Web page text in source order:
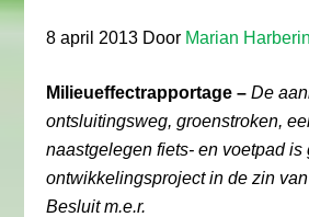
8 april 2013 Door Marian
Milieueffectrapportage –De
ontsluitingsweg, groenstroken,
naastgelegen fiets- en voetpad
ontwikkelingsproject in de zin
Besluit m.e.r.